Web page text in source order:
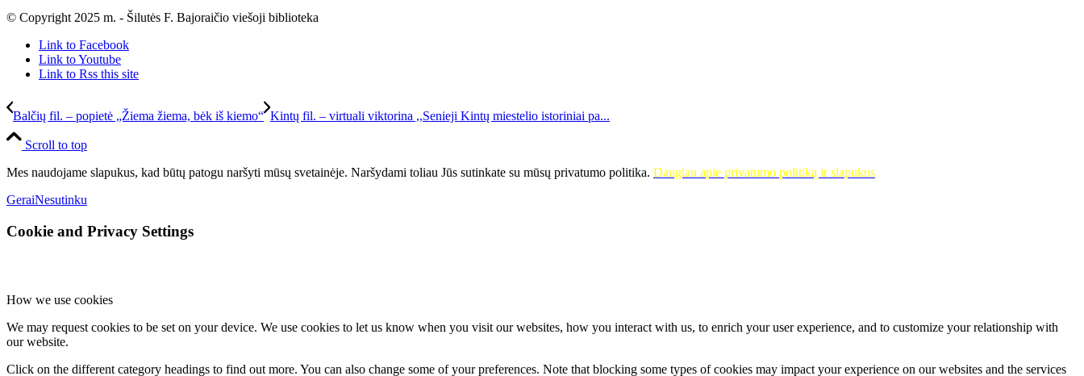
© Copyright 2025 m. - Šilutės F. Bajoraičio viešoji biblioteka
Link to Facebook
Link to Youtube
Link to Rss this site
Balčių fil. – popietė „Žiema žiema, bėk iš kiemo“ Kintų fil. – virtuali viktorina ,,Senieji Kintų miestelio istoriniai pa...
Scroll to top
Mes naudojame slapukus, kad būtų patogu naršyti mūsų svetainėje. Naršydami toliau Jūs sutinkate su mūsų privatumo politika. Daugiau apie privatumo politiką ir slapukus
GeraiNesutinku
Cookie and Privacy Settings
How we use cookies
We may request cookies to be set on your device. We use cookies to let us know when you visit our websites, how you interact with us, to enrich your user experience, and to customize your relationship with
our website.
Click on the different category headings to find out more. You can also change some of your preferences. Note that blocking some types of cookies may impact your experience on our websites and the services